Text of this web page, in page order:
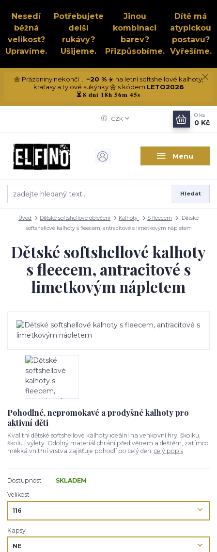
Nesedí
běžná
velikost?
Upravíme.
Potřebujete
delší
rukávy?
Ušijeme.
Jinou
kombinaci
barev?
Přizpůsobíme.
Dítě má
atypickou
postavu?
Vyřešíme.
🌼 Prázdniny nekončí ... −20 %☀️ na letní softshellové kalhoty,
kraťasy a tylové sukýnky 🌼 s kódem LETO2026
⏳8 dní 18h 56m 44s
Menu
CZK
Hledat
0 ks
0 Kč
Úvod Dětské softshellové oblečení Kalhoty S fleecem
Dětské
softshellové kalhoty s fleecem, antracitové s limetkovým nápletem
Dětské softshellové kalhoty
s fleecem, antracitové s
limetkovým nápletem
Pohodlné, nepromokavé a prodyšné kalhoty pro
aktivní děti
Kvalitní dětské softshellové kalhoty ideální na venkovní hry, školku,
školu i výlety. Odolný materiál chrání před větrem a deštěm, zatímco
měkká vnitřní vrstva zajišťuje pohodlí po celý den. celý popis
Dostupnost
SKLADEM
Velikost
Kapsy